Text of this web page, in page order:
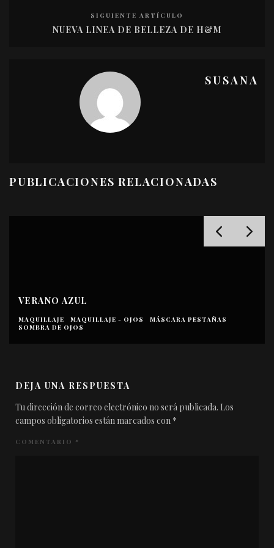
SIGUIENTE ARTÍCULO
NUEVA LINEA DE BELLEZA DE H&M
SUSANA
PUBLICACIONES RELACIONADAS
VERANO AZUL
MAQUILLAJE MAQUILLAJE - OJOS
MÁSCARA PESTAÑAS
SOMBRA DE OJOS
DEJA UNA RESPUESTA
Tu dirección de correo electrónico no será publicada. Los
campos obligatorios están marcados con *
COMENTARIO *